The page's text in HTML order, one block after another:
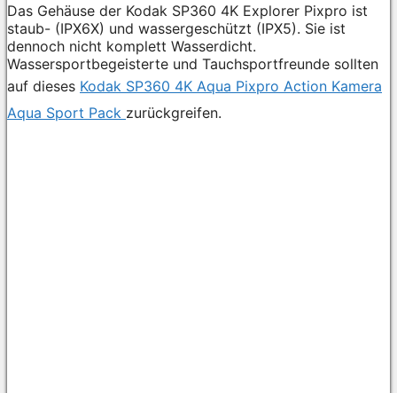
Das Gehäuse der Kodak SP360 4K Explorer Pixpro ist
staub- (IPX6X) und wassergeschützt (IPX5). Sie ist
dennoch nicht komplett Wasserdicht.
Wassersportbegeisterte und Tauchsportfreunde sollten
auf dieses Kodak SP360 4K Aqua Pixpro Action Kamera
Aqua Sport Pack zurückgreifen.